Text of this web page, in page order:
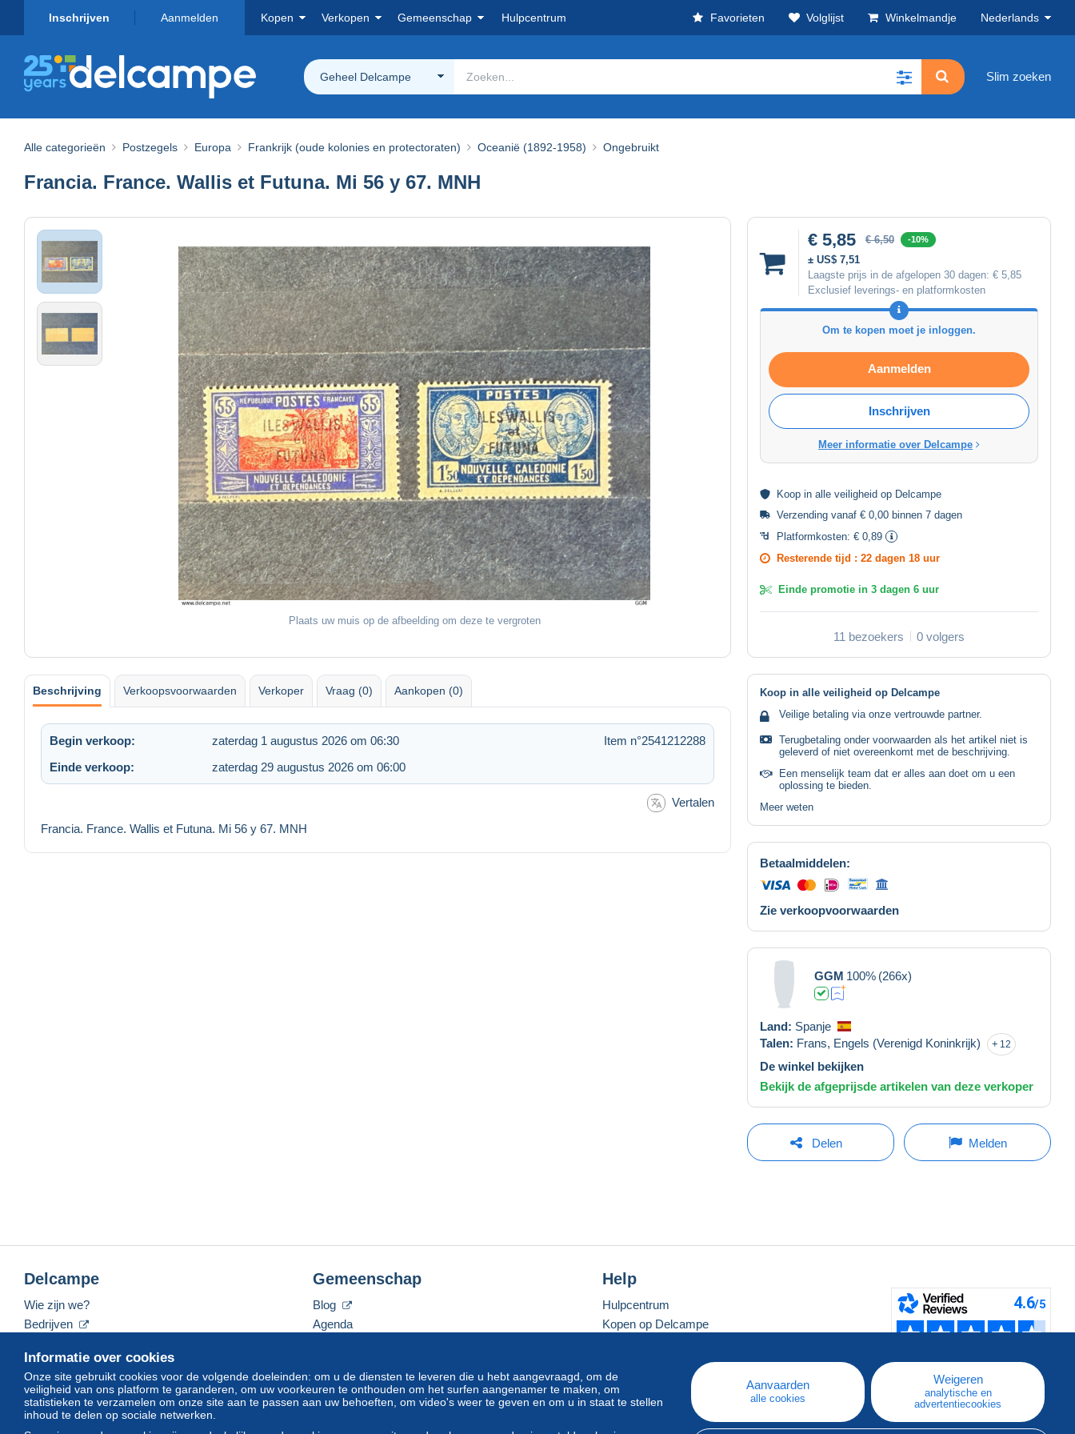
Inschrijven Aanmelden Kopen Verkopen Gemeenschap Hulpcentrum Favorieten Volglijst Winkelmandje Nederlands
Geheel Delcampe Slim zoeken
Alle categorieën Postzegels Europa Frankrijk (oude kolonies en protectoraten) Oceanië (1892-1958) Ongebruikt
Francia. France. Wallis et Futuna. Mi 56 y 67. MNH
Plaats uw muis op de afbeelding om deze te vergroten
€ 5,85 € 6,50 -10%
± US$ 7,51
Laagste prijs in de afgelopen 30 dagen: € 5,85
Exclusief leverings- en platformkosten
Om te kopen moet je inloggen.
Aanmelden
Inschrijven
Meer informatie over Delcampe
Koop in alle veiligheid op Delcampe
Verzending vanaf € 0,00 binnen 7 dagen
Platformkosten: € 0,89
Resterende tijd : 22 dagen 18 uur
Einde promotie in 3 dagen 6 uur
11 bezoekers 0 volgers
Beschrijving Verkoopsvoorwaarden Verkoper Vraag (0) Aankopen (0)
Begin verkoop: zaterdag 1 augustus 2026 om 06:30
Item n°2541212288
Einde verkoop:
zaterdag 29 augustus 2026 om 06:00
Vertalen
Francia. France. Wallis et Futuna. Mi 56 y 67. MNH
Koop in alle veiligheid op Delcampe
Veilige betaling via onze vertrouwde partner.
Terugbetaling onder voorwaarden als het artikel niet is
geleverd of niet overeenkomt met de beschrijving.
Een menselijk team dat er alles aan doet om u een
oplossing te bieden.
Meer weten
Betaalmiddelen:
Zie verkoopvoorwaarden
GGM 100% (266x)
Land: Spanje
Talen: Frans, Engels (Verenigd Koninkrijk) 12
De winkel bekijken
Bekijk de afgeprijsde artikelen van deze verkoper
Delen Melden
Informatie over cookies
Onze site gebruikt cookies voor de volgende doeleinden: om u de diensten te leveren die u hebt aangevraagd, om de
veiligheid van ons platform te garanderen, om uw voorkeuren te onthouden om het surfen aangenamer te maken, om
statistieken te verzamelen om onze site aan te passen aan uw behoeften, om video's weer te geven en om u in staat te stellen
inhoud te delen op sociale netwerken.
Aanvaarden
alle cookies
Weigeren
analytische en
advertentiecookies
Delcampe
Wie zijn we?
Bedrijven
Neem contact met ons op
Gemeenschap
Blog
Agenda
Help
Hulpcentrum
Kopen op Delcampe
Een beveiligde website